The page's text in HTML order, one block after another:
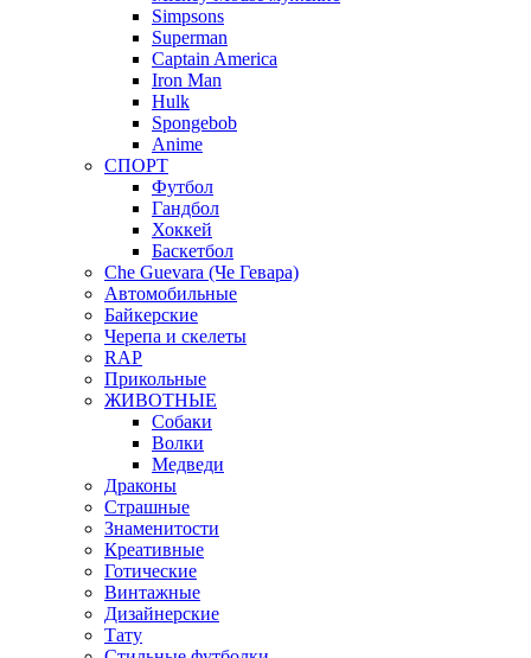
Simpsons
Superman
Captain America
Iron Man
Hulk
Spongebob
Anime
СПОРТ
Футбол
Гандбол
Хоккей
Баскетбол
Che Guevara (Че Гевара)
Автомобильные
Байкерские
Черепа и скелеты
RAP
Прикольные
ЖИВОТНЫЕ
Собаки
Волки
Медведи
Драконы
Страшные
Знаменитости
Креативные
Готические
Винтажные
Дизайнерские
Тату